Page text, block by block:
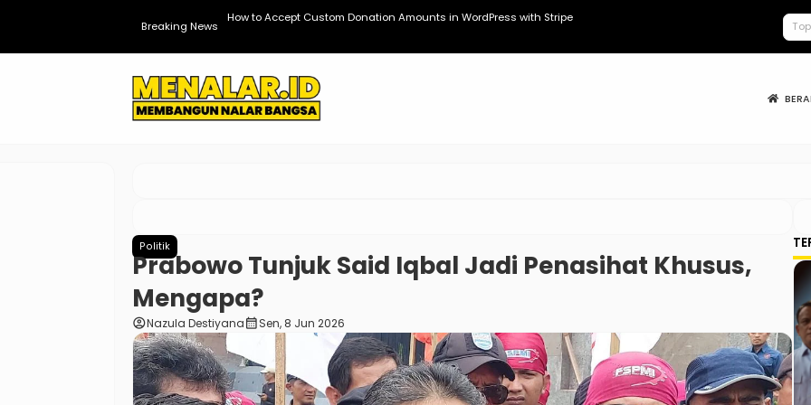
Breaking News
How to Accept Custom Donation Amounts in WordPress with Stripe Kopdes
Politik
Prabowo Tunjuk Said Iqbal Jadi Penasihat Khusus,
Mengapa?
account_circleNazula Destiyanacalendar_monthSen, 8 Jun 2026